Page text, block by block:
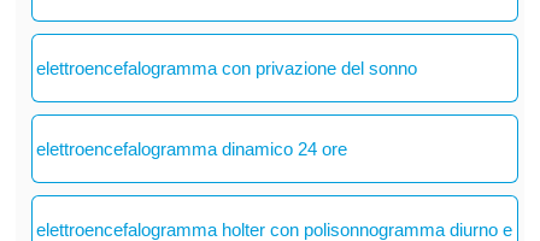
elettroencefalogramma con privazione del sonno
elettroencefalogramma dinamico 24 ore
elettroencefalogramma holter con polisonnogramma diurno e